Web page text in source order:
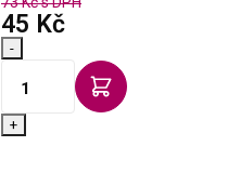
45 Kčs DPH
-
+